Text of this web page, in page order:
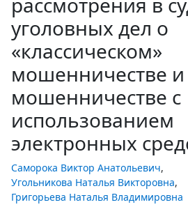
уголовных дел о
«классическом»
мошенничестве и
мошенничестве с
использованием
электронных
Саморока Виктор Анатольевич,
Угольникова Наталья Викторовна,
Григорьева Наталья Владимировна